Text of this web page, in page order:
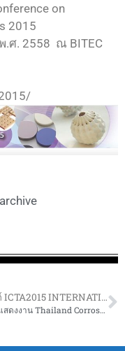
on
2015
ศ. 2558 ณ BITEC
เว็บไซต์ ICTA2015 INTERNATIONAL CONFERENCE ON TRADITIONAL AND ADVANCED CERAMICS 2015
เว็บไซต์แสดงงาน Thailand Corrosion and Prevention Conference 2015